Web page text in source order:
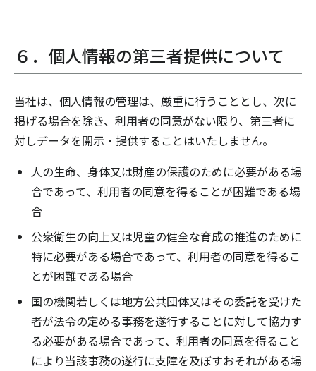
６．個人情報の第三者提供について
当社は、個人情報の管理は、厳重に行うこととし、次に
掲げる場合を除き、利用者の同意がない限り、第三者に
対しデータを開示・提供することはいたしません。
人の生命、身体又は財産の保護のために必要がある場
合であって、利用者の同意を得ることが困難である場
合
公衆衛生の向上又は児童の健全な育成の推進のために
特に必要がある場合であって、利用者の同意を得るこ
とが困難である場合
国の機関若しくは地方公共団体又はその委託を受けた
者が法令の定める事務を遂行することに対して協力す
る必要がある場合であって、利用者の同意を得ること
により当該事務の遂行に支障を及ぼすおそれがある場